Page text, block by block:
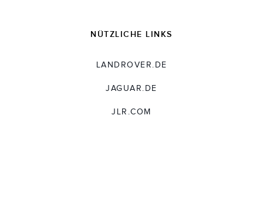
NÜTZLICHE LINKS
LANDROVER.DE
JAGUAR.DE
JLR.COM